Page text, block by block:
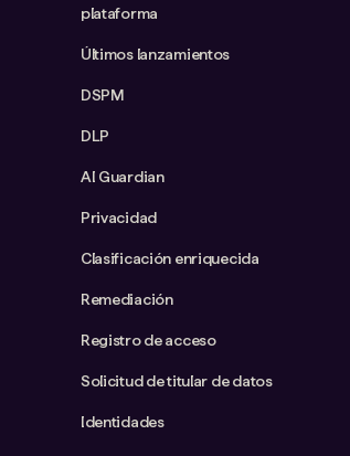
plataforma
Últimos lanzamientos
DSPM
DLP
AI Guardian
Privacidad
Clasificación enriquecida
Remediación
Registro de acceso
Solicitud de titular de datos
Identidades